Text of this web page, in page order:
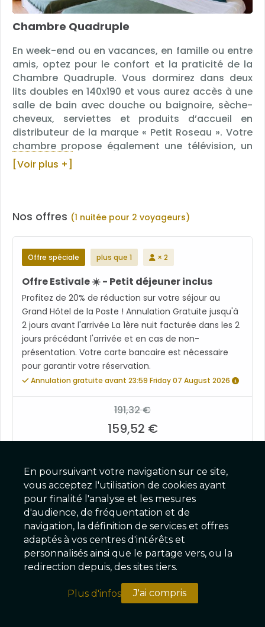
Chambre Quadruple
En week-end ou en vacances, en famille ou entre
amis, optez pour le confort et la praticité de la
Chambre Quadruple. Vous dormirez dans deux
lits doubles en 140x190 et vous aurez accès à une
salle de bain avec douche ou baignoire, sèche-
cheveux, serviettes et produits d’accueil en
distributeur de la marque « Petit Roseau ». Votre
chambre propose également une télévision, un
bureau, une climatisation et bien d’autres
équipements de qualité.
[Voir plus +]
Nos offres (1 nuitée pour 2 voyageurs)
Offre spéciale plus que 1 × 2
Offre Estivale ☀️ - Petit déjeuner inclus
Profitez de 20% de réduction sur votre séjour au
Grand Hôtel de la Poste ! Annulation Gratuite jusqu'à
2 jours avant l'arrivée La 1ère nuit facturée dans les 2
jours précédant l'arrivée et en cas de non-
présentation. Votre carte bancaire est nécessaire
pour garantir votre réservation.
Annulation gratuite avant 23:59 Friday 07 August 2026
191,32 €
159,52 €
Réserver
En promotion
Standard plus que 1 × 2
Tarif Flexible
Annulation Gratuite jusqu'à 2 jours avant l'arrivée La
1ère nuit facturée dans les 2 jours précédant l'arrivée
En poursuivant votre navigation sur ce site,
vous acceptez l'utilisation de cookies ayant
pour finalité l'analyse et les mesures
d'audience, de fréquentation et de
navigation, la définition de services et offres
adaptés à vos centres d'intérêts et
personnalisés ainsi que le partage vers, ou la
redirection depuis, des sites tiers.
Plus d'infos J'ai compris